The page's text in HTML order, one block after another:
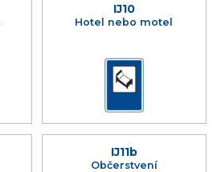
IJ10
Hotel nebo motel
IJ11b
Občerstvení